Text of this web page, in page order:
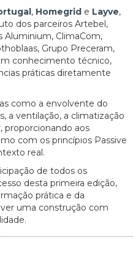
, Homegrid e Layve,
dos parceiros Artebel,
Aluminium, ClimaCom,
Grupo Preceram,
conhecimento técnico,
práticas diretamente
como a envolvente do
a ventilação, a climatização
proporcionando aos
com os princípios Passive
real.
de todos os
desta primeira edição,
prática e da
uma construção com